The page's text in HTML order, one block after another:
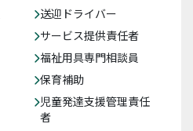
送迎ドライバー
サービス提供責任者
福祉用具専門相談員
保育補助
児童発達支援管理責任
者